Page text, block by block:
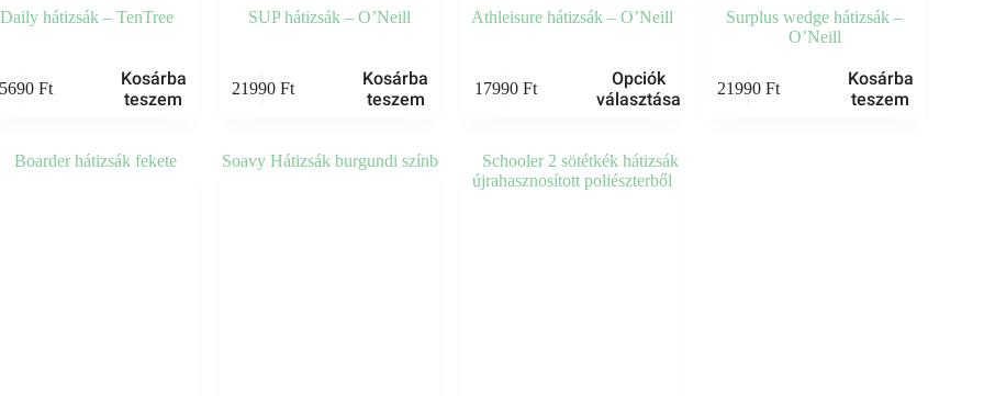
Daily hátizsák – TenTree
Ft
Kosárba
teszem
SUP hátizsák – O’Neill
21990Ft
Kosárba
teszem
Athleisure hátizsák – O’Neill
17990Ft
Opciók
választása
variációja
Surplus wedge hátizsák –
O’Neill
21990 Ft
Kosárba
teszem